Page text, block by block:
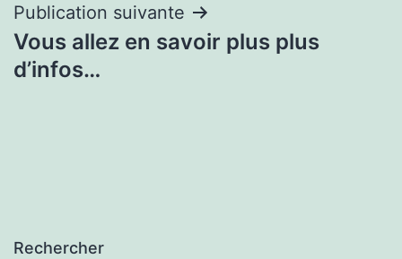
Publication suivante
Vous allez en savoir plus plus
d’infos…
Rechercher